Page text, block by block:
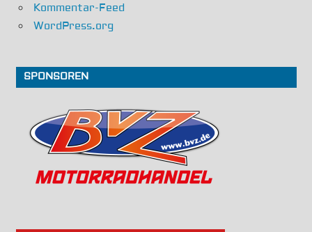
Kommentar-Feed
WordPress.org
SPONSOREN